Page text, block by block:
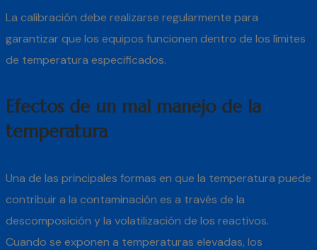
La calibración debe realizarse regularmente para
garantizar que los equipos funcionen dentro de los límites
de temperatura especificados.
Efectos de un mal manejo de la
temperatura
Una de las principales formas en que la temperatura puede
contribuir a la contaminación es a través de la
descomposición y la volatilización de los reactivos.
Cuando se exponen a temperaturas elevadas, los